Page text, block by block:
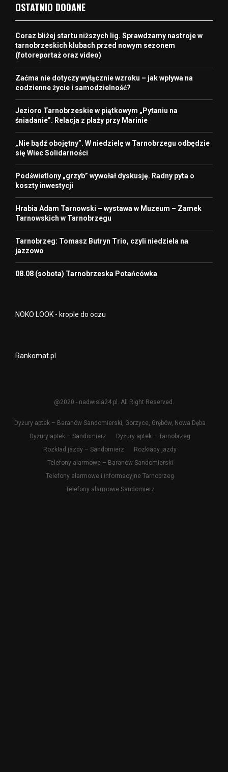
OSTATNIO DODANE
Coraz bliżej startu niższych lig. Sprawdzamy nastroje w
tarnobrzeskich klubach przed nowym sezonem
(fotoreportaż oraz video)
Zaćma nie dotyczy wyłącznie wzroku – jak wpływa na
codzienne życie i samodzielność?
Jezioro Tarnobrzeskie w piątkowym „Pytaniu na
śniadanie”. Relacja z plaży przy Marinie
„Nie bądź obojętny”. W niedzielę w Tarnobrzegu odbędzie
się Wiec Solidarności
Podświetlony „grzyb” wywołał dyskusję. Radny pyta o
koszty inwestycji
Hrabia Adam Tarnowski – wystawa w Muzeum – Zamek
Tarnowskich w Tarnobrzegu
Tarnobrzeg: Tomasz Butryn Trio, czyli niedziela na
jazzowo
08.08 (sobota) Tarnobrzeska Potańcówka
NOKO LOOK - krople do oczu
Rankomat.pl
@2020 - nadwisla24.pl. All Right Reserved.
Dyżury aptek – Baranów Sandomierski, Gorzyce, Grębów, Nowa Dęba
Dyżury aptek – Sandomierz
Dyżury aptek – Tarnobrzeg
Rozkład jazdy – Sandomierz
Rozkłady jazdy
Telefony alarmowe – Baranów Sandomierski
Telefony alarmowe i informacyjne Tarnobrzeg
Telefony alarmowe Sandomierz